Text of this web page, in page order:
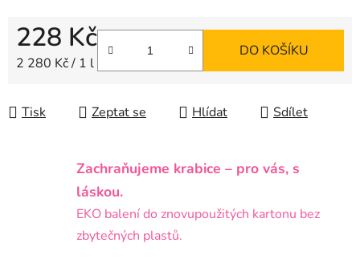
228 Kč
Měrná cena:
2 280 Kč / 1 l
DO KOŠÍKU
Tisk Zeptat se Hlídat Sdílet
Zachraňujeme krabice – pro vás, s
láskou.
EKO balení do znovupoužitých kartonu bez
zbytečných plastů.